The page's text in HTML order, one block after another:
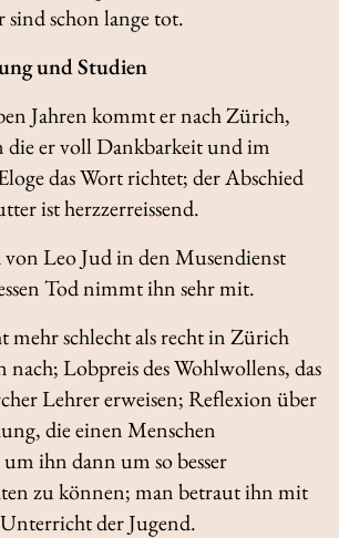
schon lange tot.
und Studien
Jahren kommt er nach Zürich,
die er voll Dankbarkeit und im
das Wort richtet; der Abschied
ist herzzerreissend.
Leo Jud in den Musendienst
Tod nimmt ihn sehr mit.
mehr schlecht als recht in Zürich
nach; Lobpreis des Wohlwollens, das
Lehrer erweisen; Reflexion über
die einen Menschen
ihn dann um so besser
zu können; man betraut ihn mit
der Jugend.